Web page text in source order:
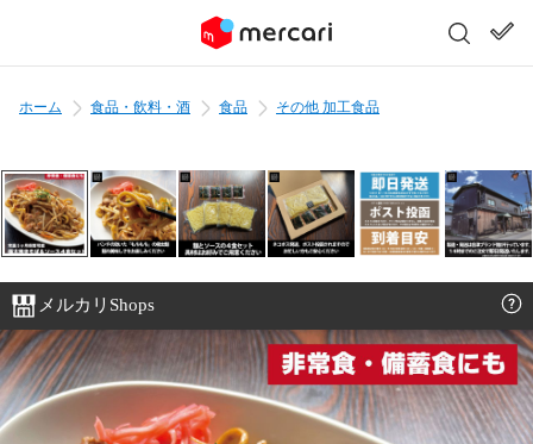
ホーム 食品・飲料・酒 食品 その他 加工食品
メルカリShops